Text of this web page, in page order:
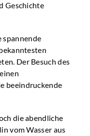
Geschichte
spannende
Der Besuch des
beeindruckende
die abendliche
vom Wasser aus